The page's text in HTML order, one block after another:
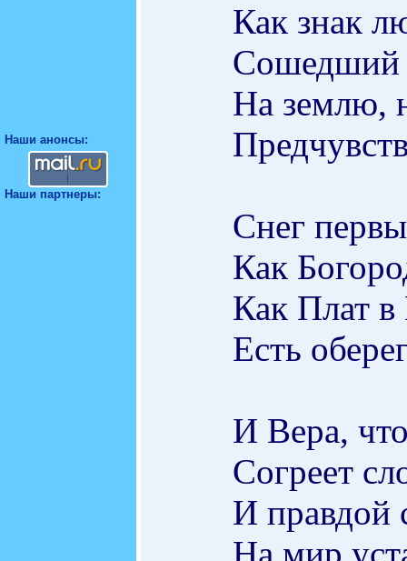
Наши анонсы:
Наши партнеры:
Как знак
Сошедший
На землю,
Снег
Как
Как Плат
Есть
И Вера,
Согреет
И правдой